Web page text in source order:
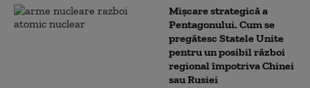
Mișcare strategică a
Pentagonului. Cum se
pregătesc Statele Unite
pentru un posibil război
regional împotriva Chinei
sau Rusiei